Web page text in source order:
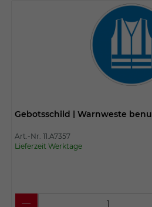
Gebotsschild | Warnweste
Art.-Nr. 11.A7357
Lieferzeit Werktage